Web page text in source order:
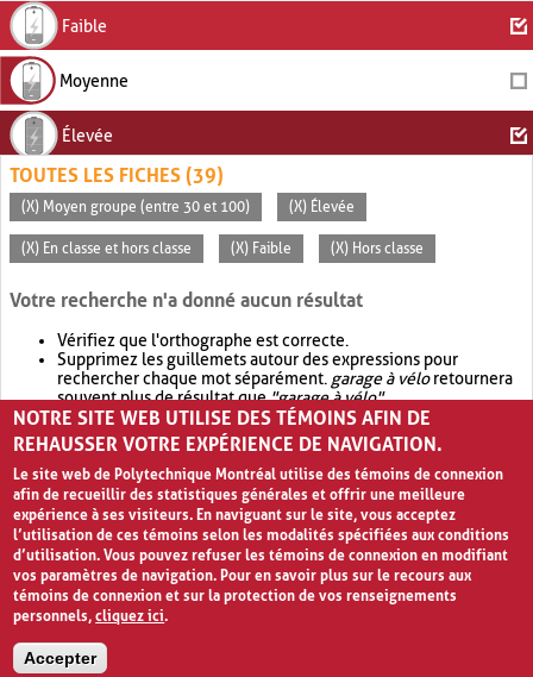
Faible
Moyenne
Élevée
TOUTES LES FICHES (39)
(X) Moyen groupe (entre 30 et 100) (X) Élevée
(X) En classe et hors classe (X) Faible (X) Hors classe
Votre recherche n'a donné aucun résultat
Vérifiez que l'orthographe est correcte.
Supprimez les guillemets autour des expressions pour
rechercher chaque mot séparément. garage à véloretournera
souvent plus de résultat que"garage à vélo".
Envisagez d'élargir votre recherche avec OR.garage OR vélo
retournera souvent plus de résultat quegarage à vélo
NOTRE SITE WEB UTILISE DES TÉMOINS AFIN DE
REHAUSSER VOTRE EXPÉRIENCE DE NAVIGATION.
Le site web de Polytechnique Montréal utilise des témoins de connexion
afin de recueillir des statistiques générales et offrir une meilleure
expérience à ses visiteurs. En naviguant sur le site, vous acceptez
l’utilisation de ces témoins selon les modalités spécifiées aux conditions
d’utilisation. Vous pouvez refuser les témoins de connexion en modifiant
vos paramètres de navigation. Pour en savoir plus sur le recours aux
témoins de connexion et sur la protection de vos renseignements
personnels,cliquez ici.
Accepter